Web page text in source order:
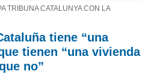
TRIBUNA CATALUNYA CON LA
tiene “una
tienen “una vivienda
no”